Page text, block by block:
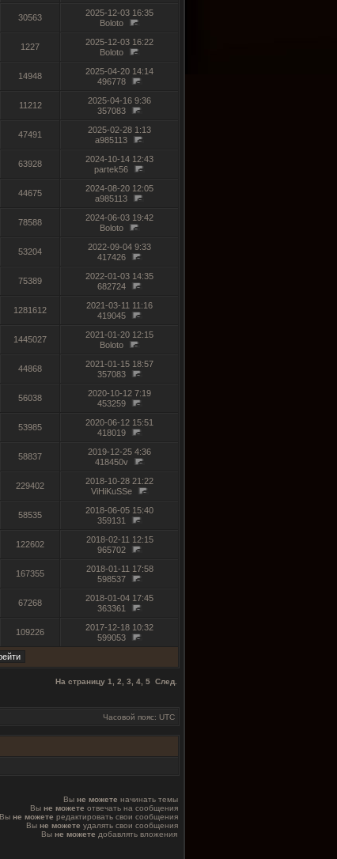
30563
2025-12-03 16:35
Boloto
1227
2025-12-03 16:22
Boloto
14948
2025-04-20 14:14
496778
11212
2025-04-16 9:36
357083
47491
2025-02-28 1:13
a985113
63928
2024-10-14 12:43
partek56
44675
2024-08-20 12:05
a985113
78588
2024-06-03 19:42
Boloto
53204
2022-09-04 9:33
417426
75389
2022-01-03 14:35
682724
1281612
2021-03-11 11:16
419045
1445027
2021-01-20 12:15
Boloto
44868
2021-01-15 18:57
357083
56038
2020-10-12 7:19
453259
53985
2020-06-12 15:51
418019
58837
2019-12-25 4:36
418450v
229402
2018-10-28 21:22
ViHiKuSSe
58535
2018-06-05 15:40
359131
122602
2018-02-11 12:15
965702
167355
2018-01-11 17:58
598537
67268
2018-01-04 17:45
363361
109226
2017-12-18 10:32
599053
На страницу 1 2 3 4 5 След.
Часовой пояс: UTC
Вы не можете начинать темы
Вы не можете отвечать на сообщения
Вы не можете редактировать свои сообщения
Вы не можете удалять свои сообщения
Вы не можете добавлять вложения